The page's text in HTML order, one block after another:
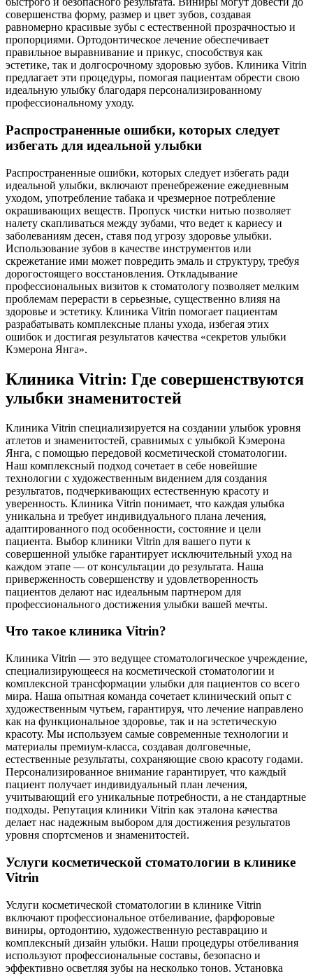
совершенства форму, размер и цвет зубов, создавая
равномерно красивые зубы с естественной прозрачностью и
пропорциями. Ортодонтическое лечение обеспечивает
правильное выравнивание и прикус, способствуя как
эстетике, так и долгосрочному здоровью зубов. Клиника Vitrin
предлагает эти процедуры, помогая пациентам обрести свою
идеальную улыбку благодаря персонализированному
профессиональному уходу.
Распространенные ошибки, которых следует
избегать для идеальной улыбки
Распространенные ошибки, которых следует избегать ради
идеальной улыбки, включают пренебрежение ежедневным
уходом, употребление табака и чрезмерное потребление
окрашивающих веществ. Пропуск чистки нитью позволяет
налету скапливаться между зубами, что ведет к кариесу и
заболеваниям десен, ставя под угрозу здоровье улыбки.
Использование зубов в качестве инструментов или
скрежетание ими может повредить эмаль и структуру, требуя
дорогостоящего восстановления. Откладывание
профессиональных визитов к стоматологу позволяет мелким
проблемам перерасти в серьезные, существенно влияя на
здоровье и эстетику. Клиника Vitrin помогает пациентам
разрабатывать комплексные планы ухода, избегая этих
ошибок и достигая результатов качества «секретов улыбки
Кэмерона Янга».
Клиника Vitrin: Где совершенствуются
улыбки знаменитостей
Клиника Vitrin специализируется на создании улыбок уровня
атлетов и знаменитостей, сравнимых с улыбкой Кэмерона
Янга, с помощью передовой косметической стоматологии.
Наш комплексный подход сочетает в себе новейшие
технологии с художественным видением для создания
результатов, подчеркивающих естественную красоту и
уверенность. Клиника Vitrin понимает, что каждая улыбка
уникальна и требует индивидуального плана лечения,
адаптированного под особенности, состояние и цели
пациента. Выбор клиники Vitrin для вашего пути к
совершенной улыбке гарантирует исключительный уход на
каждом этапе — от консультации до результата. Наша
приверженность совершенству и удовлетворенность
пациентов делают нас идеальным партнером для
профессионального достижения улыбки вашей мечты.
Что такое клиника Vitrin?
Клиника Vitrin — это ведущее стоматологическое учреждение,
специализирующееся на косметической стоматологии и
комплексной трансформации улыбки для пациентов со всего
мира. Наша опытная команда сочетает клинический опыт с
художественным чутьем, гарантируя, что лечение направлено
как на функциональное здоровье, так и на эстетическую
красоту. Мы используем самые современные технологии и
материалы премиум-класса, создавая долговечные,
естественные результаты, сохраняющие свою красоту годами.
Персонализированное внимание гарантирует, что каждый
пациент получает индивидуальный план лечения,
учитывающий его уникальные потребности, а не стандартные
подходы. Репутация клиники Vitrin как эталона качества
делает нас надежным выбором для достижения результатов
уровня спортсменов и знаменитостей.
Услуги косметической стоматологии в клинике
Vitrin
Услуги косметической стоматологии в клинике Vitrin
включают профессиональное отбеливание, фарфоровые
виниры, ортодонтию, художественную реставрацию и
комплексный дизайн улыбки. Наши процедуры отбеливания
используют профессиональные составы, безопасно и
эффективно осветляя зубы на несколько тонов. Установка